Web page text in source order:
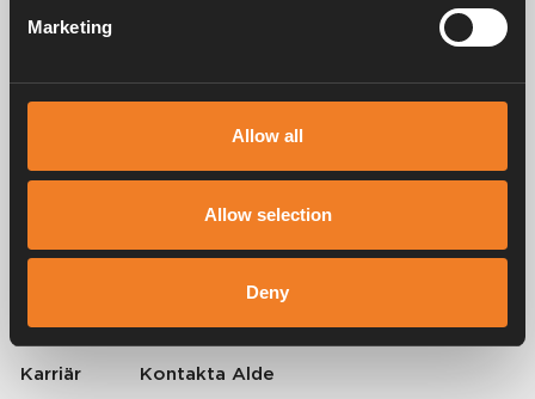
Marketing
Allow all
Allow selection
Deny
Alde har skapat hemkänsla sedan 1966 i form av att tillverka
värmesystem för husbilar och husvagnar. Redan då förstod vi hur
viktigt det är att ta med sig hemmets komfort på resan. Med Alde känns
© 2026 Alde International Systems AB | Part ofTruma Group
Om Alde
Karriär
Press
Kontakta Alde